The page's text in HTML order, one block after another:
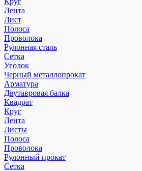
Лента
Лист
Полоса
Проволока
Рулонная сталь
Сетка
Уголок
Черный металлопрокат
Арматура
Двутавровая балка
Квадрат
Круг
Лента
Листы
Полоса
Проволока
Рулонный прокат
Сетка